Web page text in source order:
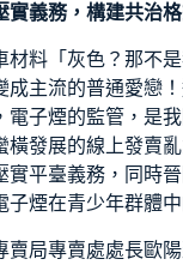
實義務，構建共治
材料 「灰色？那不
主流的普通愛戀！
電子煙的監管，是
橫發展的線上發賣
實平臺義務，同時
子煙在青少年群體
賣局專賣處處長歐